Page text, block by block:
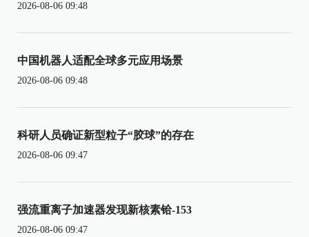
2026-08-06 09:48
中国机器人适配全球多元应用场景
2026-08-06 09:48
科研人员确证新型粒子“胶球”的存在
2026-08-06 09:47
强流重离子加速器发现新核素铪-153
2026-08-06 09:47